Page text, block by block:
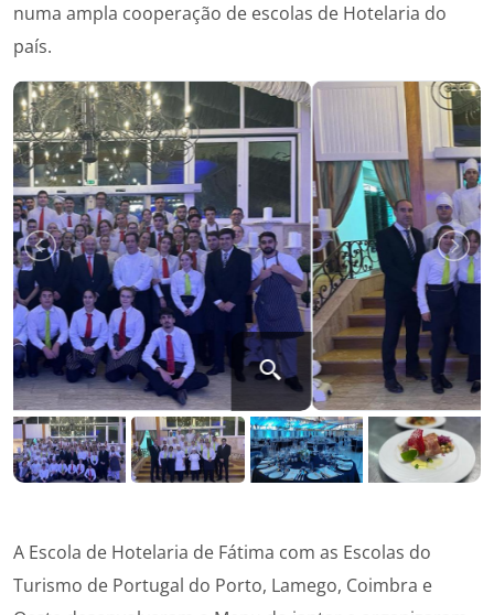
numa ampla cooperação de escolas de Hotelaria do
país.
A Escola de Hotelaria de Fátima com as Escolas do
Turismo de Portugal do Porto, Lamego, Coimbra e